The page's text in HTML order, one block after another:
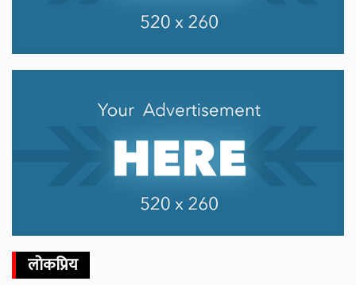
लोकप्रिय